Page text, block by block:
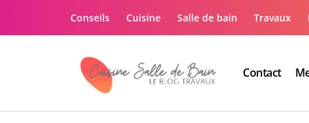
Conseils Cuisine Salle de bain Travaux
Contact